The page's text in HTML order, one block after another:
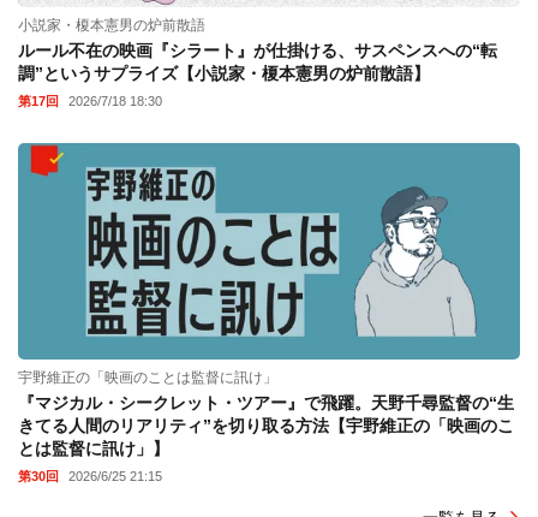
小説家・榎本憲男の炉前散語
ルール不在の映画『シラート』が仕掛ける、サスペンスへの“転
調”というサプライズ【小説家・榎本憲男の炉前散語】
第17回 2026/7/18 18:30
宇野維正の「映画のことは監督に訊け」
『マジカル・シークレット・ツアー』で飛躍。天野千尋監督の“生
きてる人間のリアリティ”を切り取る方法【宇野維正の「映画のこ
とは監督に訊け」】
第30回 2026/6/25 21:15